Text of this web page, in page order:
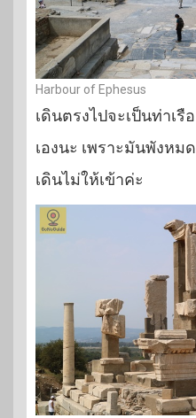
Harbour of Ephesus
เดินตรงไปจะเป็นท่าเรื
เองนะ เพราะมันพังหม
เดินไม่ให้เข้าค่ะ